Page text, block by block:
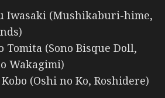
Iwasaki (Mushikaburi-hime,
Tomita (Sono Bisque Doll,
Wakagimi)
(Oshi no Ko, Roshidere)